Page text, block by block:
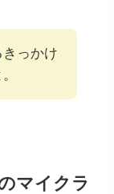
っかけ
マイクラ